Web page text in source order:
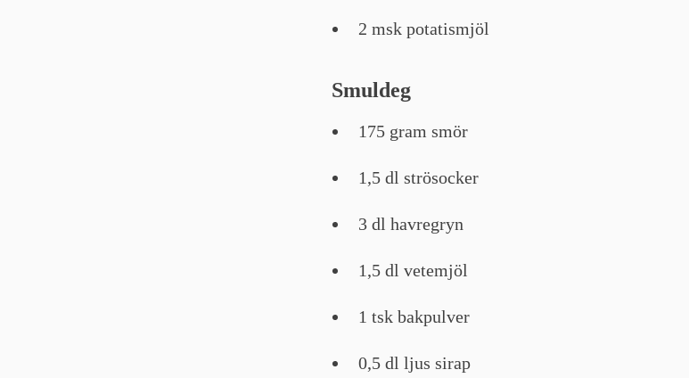
2 msk potatismjöl
Smuldeg
175 gram smör
1,5 dl strösocker
3 dl havregryn
1,5 dl vetemjöl
1 tsk bakpulver
0,5 dl ljus sirap